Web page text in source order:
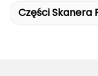
Części Skanera